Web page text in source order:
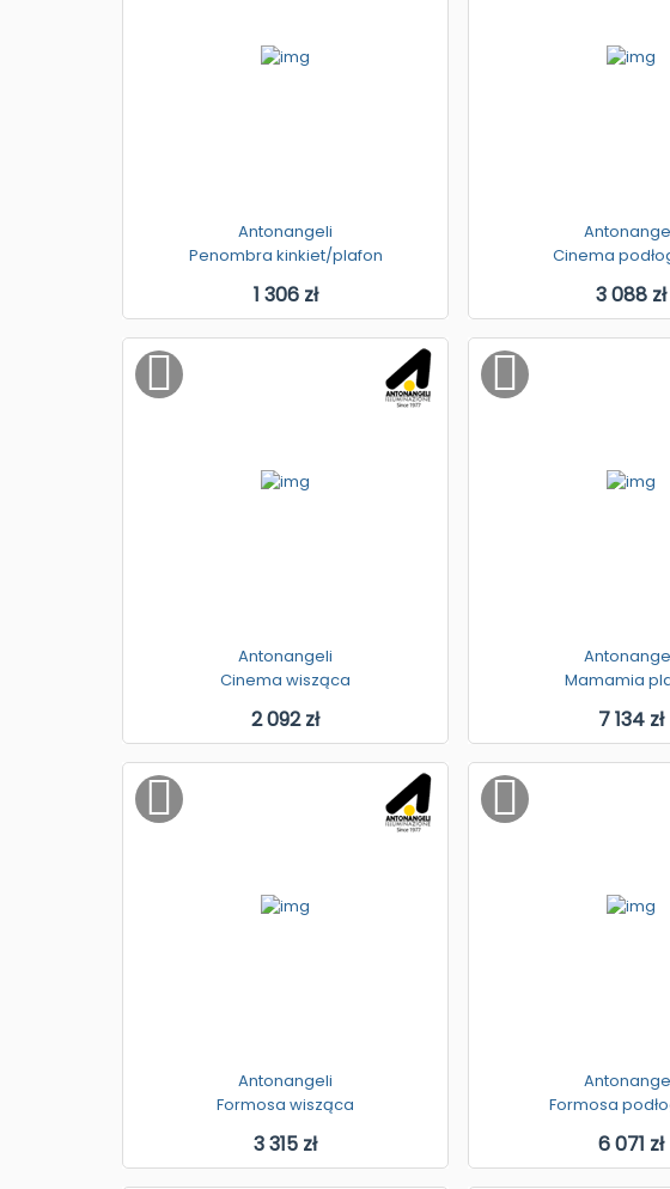
Antonangeli
Penombra kinkiet/plafon
1 306 zł
Cinema
3 088 zł
Antonangeli
Cinema wisząca
2 092 zł
Mamamia
7 134 zł
Antonangeli
Formosa wisząca
3 315 zł
Formosa
6 071 zł